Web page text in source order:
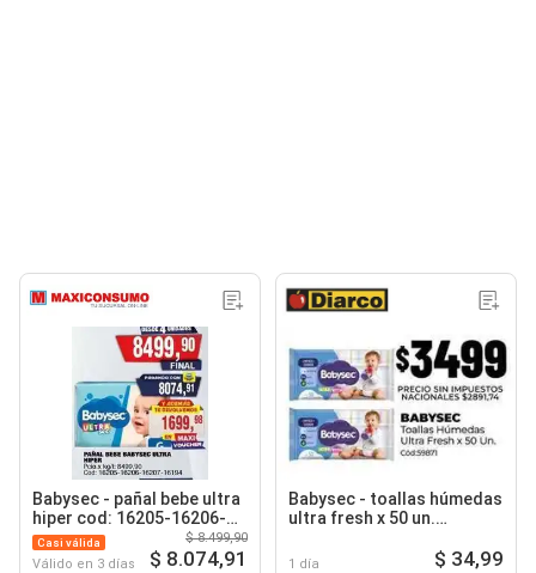
Babysec - pañal bebe ultra
hiper cod: 16205-16206-
16207-16194
Casi válida
Válido en 3 días
$ 8.499,90
$ 8.074,91
Babysec - toallas húmedas
ultra fresh x 50 un.
1 día $ 34,99